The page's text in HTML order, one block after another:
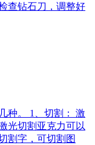
查钻石刀，调整好
种。 1、切割： 激
光切割亚克力可以
割字，可切割图